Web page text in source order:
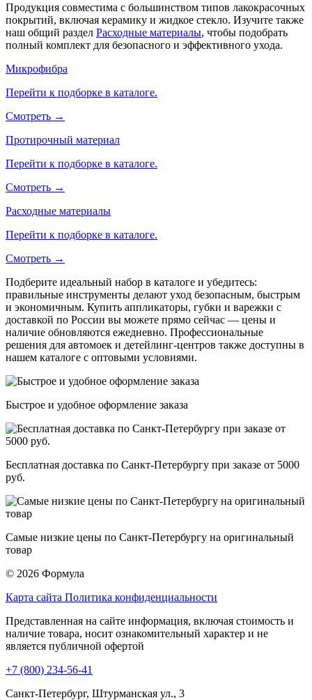
Продукция совместима с большинством типов лакокрасочных
покрытий, включая керамику и жидкое стекло. Изучите также
наш общий раздел Расходные материалы, чтобы подобрать
полный комплект для безопасного и эффективного ухода.
Микрофибра
Перейти к подборке в каталоге.
Смотреть →
Протирочный материал
Перейти к подборке в каталоге.
Смотреть →
Расходные материалы
Перейти к подборке в каталоге.
Смотреть →
Подберите идеальный набор в каталоге и убедитесь:
правильные инструменты делают уход безопасным, быстрым
и экономичным. Купить аппликаторы, губки и варежки с
доставкой по России вы можете прямо сейчас — цены и
наличие обновляются ежедневно. Профессиональные
решения для автомоек и детейлинг-центров также доступны в
нашем каталоге с оптовыми условиями.
Быстрое и удобное оформление заказа
Бесплатная доставка по Санкт-Петербургу при заказе от 5000
руб.
Самые низкие цены по Санкт-Петербургу на оригинальный
товар
© 2026 Формула
Карта сайта Политика конфиденциальности
Представленная на сайте информация, включая стоимость и
наличие товара, носит ознакомительный характер и не
является публичной офертой
+7 (800) 234-56-41
Санкт-Петербург, Штурманская ул., 3